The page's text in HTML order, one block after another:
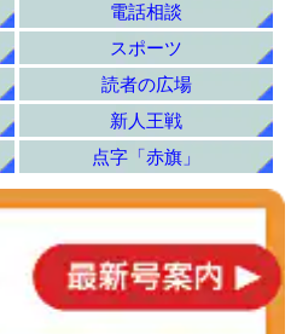
電話相談
スポーツ
読者の広場
新人王戦
点字「赤旗」